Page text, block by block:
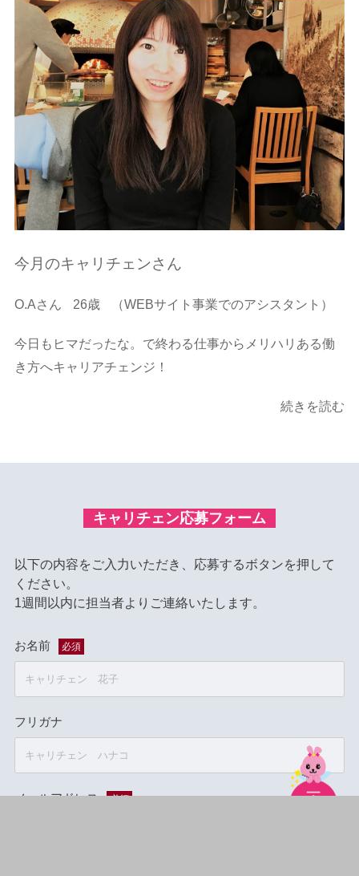
今月のキャリチェンさん
O.Aさん 26歳 （WEBサイト事業でのアシスタント）
今日もヒマだったな。で終わる仕事からメリハリある働
き方へキャリアチェンジ！
続きを読む
キャリチェン応募フォーム
以下の内容をご入力いただき、応募するボタンを押して
ください。
1週間以内に担当者よりご連絡いたします。
お名前 必須
フリガナ
メールアドレス 必須